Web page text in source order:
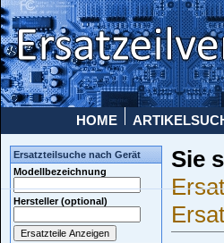
HOME
Ersatzteilsuche nach Gerät
Modellbezeichnung
Hersteller (optional)
Sie